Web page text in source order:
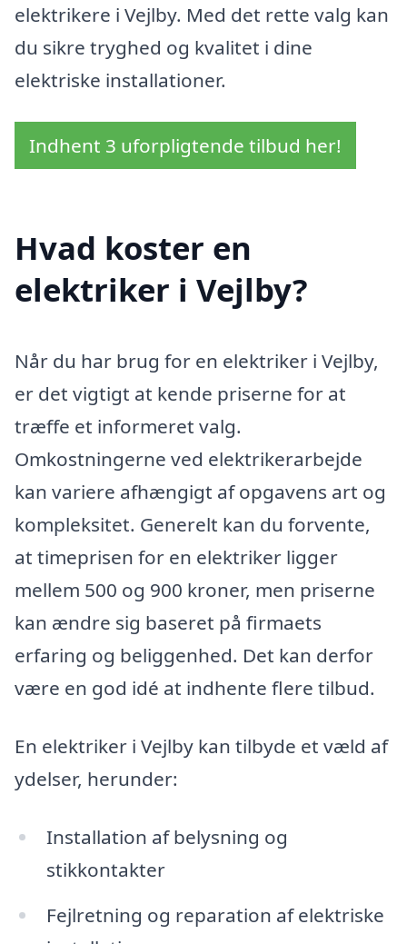
elektrikere i Vejlby. Med det rette valg kan
du sikre tryghed og kvalitet i dine
elektriske installationer.
Indhent 3 uforpligtende tilbud her!
Hvad koster en
elektriker i Vejlby?
Når du har brug for en elektriker i Vejlby,
er det vigtigt at kende priserne for at
træffe et informeret valg.
Omkostningerne ved elektrikerarbejde
kan variere afhængigt af opgavens art og
kompleksitet. Generelt kan du forvente,
at timeprisen for en elektriker ligger
mellem 500 og 900 kroner, men priserne
kan ændre sig baseret på firmaets
erfaring og beliggenhed. Det kan derfor
være en god idé at indhente flere tilbud.
En elektriker i Vejlby kan tilbyde et væld af
ydelser, herunder:
Installation af belysning og
stikkontakter
Fejlretning og reparation af elektriske